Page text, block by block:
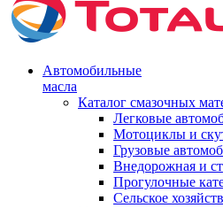
Автомобильные
масла
Каталог смазочных
Легковые
Мотоциклы и
Грузовые
Внедорожная и
Прогулочные
Сельское